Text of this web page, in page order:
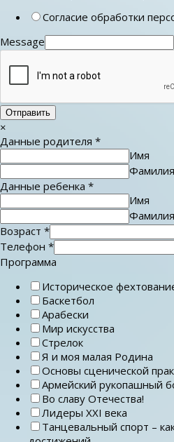
Согласие обработки
Message
Отправить
×
Данные родителя *
Имя
Фамилия
Данные ребенка *
Имя
Фамилия
Возраст *
Телефон *
Программа
Историческое
Баскетбол
Арабески
Мир искусства
Стрелок
Я и моя малая Родина
Основы сценической
Армейский рукопашный
Во славу Отечества!
Лидеры ХХI века
Танцевальный спорт –